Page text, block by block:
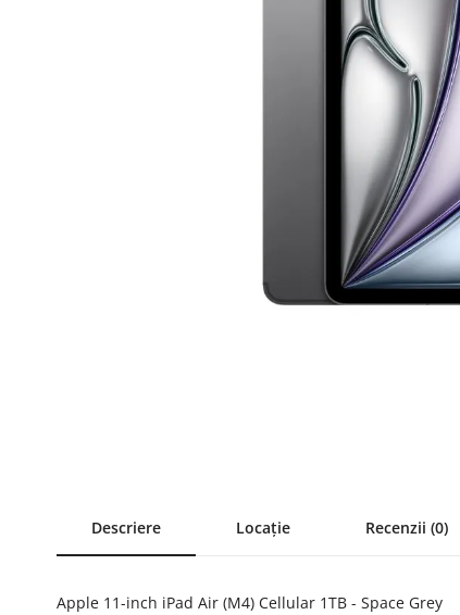
Descriere Locație Recenzii (0)
Apple 11-inch iPad Air (M4) Cellular 1TB - Space Grey